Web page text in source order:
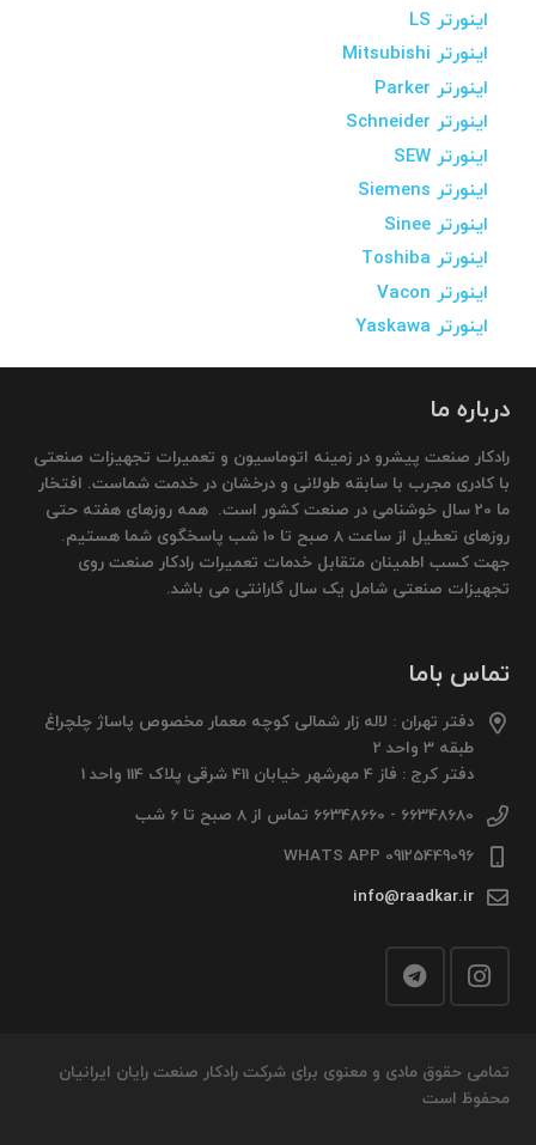
اینورتر LS
اینورتر Mitsubishi
اینورتر Parker
اینورتر Schneider
اینورتر SEW
اینورتر Siemens
اینورتر Sinee
اینورتر Toshiba
اینورتر Vacon
اینورتر Yaskawa
درباره ما
رادکار صنعت پیشرو در زمینه اتوماسیون و تعمیرات تجهیزات صنعتی
با کادری مجرب با سابقه طولانی و درخشان در خدمت شماست. افتخار
ما 20 سال خوشنامی در صنعت کشور است. همه روزهای هفته حتی
روزهای تعطیل از ساعت 8 صبح تا 10 شب پاسخگوی شما هستیم.
جهت کسب اطمینان متقابل خدمات تعمیرات رادکار صنعت روی
تجهیزات صنعتی شامل یک سال گارانتی می باشد.
تماس باما
دفتر تهران : لاله زار شمالی کوچه معمار مخصوص پاساژ چلچراغ
طبقه 3 واحد 2
دفتر کرج : فاز 4 مهرشهر خیابان 411 شرقی پلاک 114 واحد 1
66348680 - 66348660 تماس از 8 صبح تا 6 شب
09125449096 WHATS APP
info@raadkar.ir
تمامی حقوق مادی و معنوی برای شرکت رادکار صنعت رایان ایرانیان
محفوظ است